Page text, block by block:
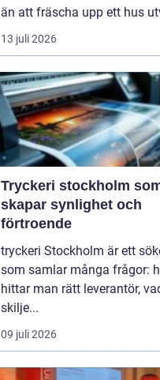
än att fräscha upp ett hus
13 juli 2026
Tryckeri stockholm
skapar synlighet och
förtroende
tryckeri Stockholm är ett
som samlar många frågor:
hittar man rätt leverantör,
skilje...
09 juli 2026